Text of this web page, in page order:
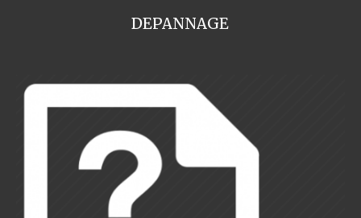
DEPANNAGE